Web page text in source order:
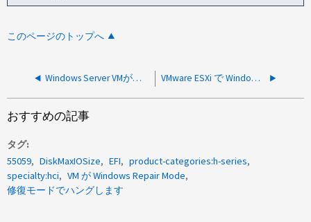
このページのトップへ
Windows Server VMが応答しない状態になる VMware ESXi で Windows 仮想マシンがクラッシュする
おすすめの記事
タグ
55059
DiskMaxIOSize EFI
product-categories:h-series
specialty:hci
VM が Windows Repair Mode
修復モードでハングします